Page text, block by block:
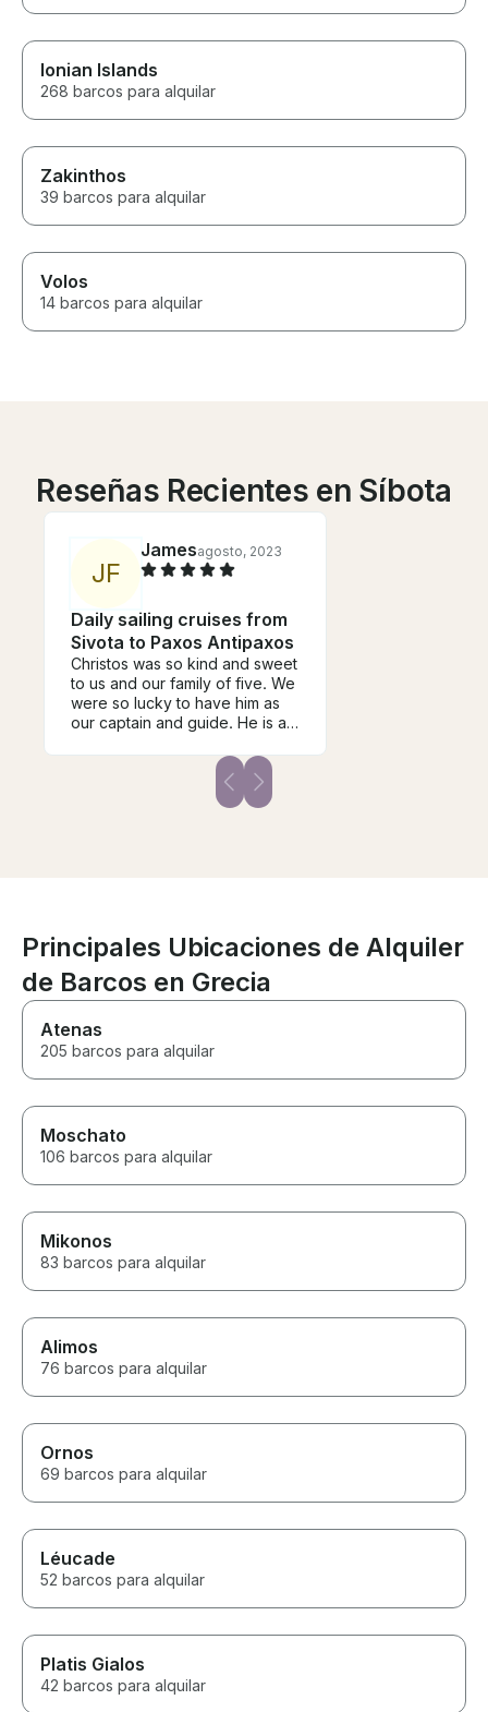
Ionian Islands
268 barcos para alquilar
Zakinthos
39 barcos para alquilar
Volos
14 barcos para alquilar
Reseñas Recientes en Síbota
JF
Jamesagosto, 2023
Daily sailing cruises from
Sivota to Paxos Antipaxos
Christos was so kind and sweet
to us and our family of five. We
were so lucky to have him as
our captain and guide. He is a
Principales Ubicaciones de Alquiler
de Barcos en Grecia
Atenas
205 barcos para alquilar
Moschato
106 barcos para alquilar
Mikonos
83 barcos para alquilar
Alimos
76 barcos para alquilar
Ornos
69 barcos para alquilar
Léucade
52 barcos para alquilar
Platis Gialos
42 barcos para alquilar